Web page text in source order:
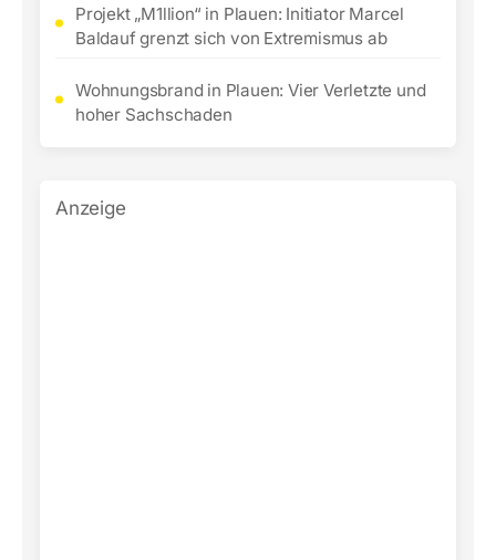
Projekt „M1llion“ in Plauen: Initiator Marcel
Baldauf grenzt sich von Extremismus ab
Wohnungsbrand in Plauen: Vier Verletzte und
hoher Sachschaden
Anzeige